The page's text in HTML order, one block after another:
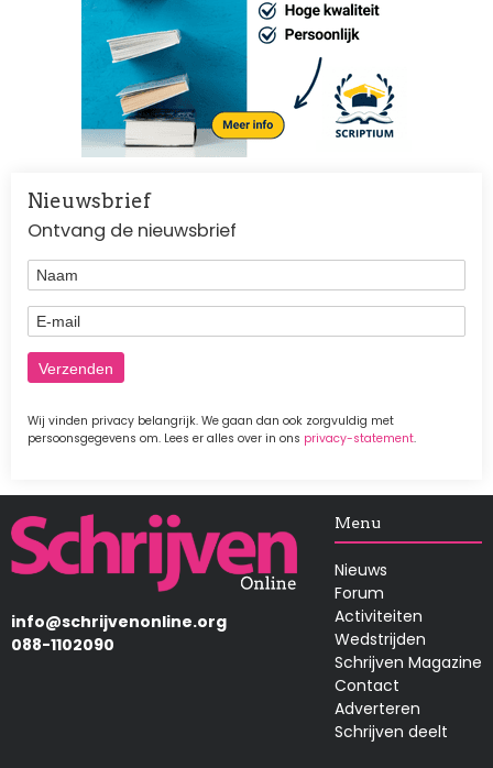
Nieuwsbrief
Ontvang de nieuwsbrief
Naam
E-mail
Wij vinden privacy belangrijk. We gaan dan ook zorgvuldig met
persoonsgegevens om. Lees er alles over in ons privacy-statement.
Afbeelding
info@schrijvenonline.org
088-1102090
Menu
Nieuws
Forum
Activiteiten
Wedstrijden
Schrijven Magazine
Contact
Adverteren
Schrijven deelt